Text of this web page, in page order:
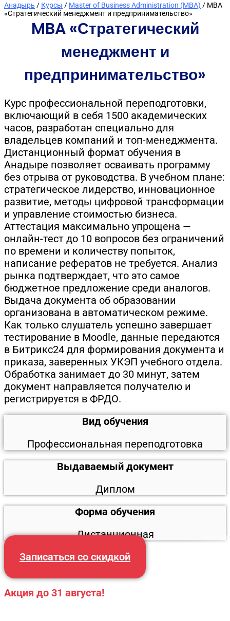
Анадырь / Курсы / Master of Business Administration (MBA) / MBA
«Стратегический менеджмент и предпринимательство»
MBA «Стратегический
менеджмент и
предпринимательство»
Курс профессиональной переподготовки,
включающий в себя 1500 академических
часов, разработан специально для
владельцев компаний и топ-менеджмента.
Дистанционный формат обучения в
Анадыре позволяет осваивать программу
без отрыва от руководства. В учебном плане:
стратегическое лидерство, инновационное
развитие, методы цифровой трансформации
и управление стоимостью бизнеса.
Аттестация максимально упрощена —
онлайн-тест до 10 вопросов без ограничений
по времени и количеству попыток,
написание рефератов не требуется. Анализ
рынка подтверждает, что это самое
бюджетное предложение среди аналогов.
Выдача документа об образовании
организована в автоматическом режиме.
Как только слушатель успешно завершает
тестирование в Moodle, данные передаются
в Битрикс24 для формирования документа и
приказа, заверенных УКЭП учебного отдела.
Обработка занимает до 30 минут, затем
документ направляется получателю и
регистрируется в ФРДО.
Вид обучения
Профессиональная переподготовка
Выдаваемый документ
Диплом
Форма обучения
Дистанционная
Записаться со скидкой
Акция до 31 августа!